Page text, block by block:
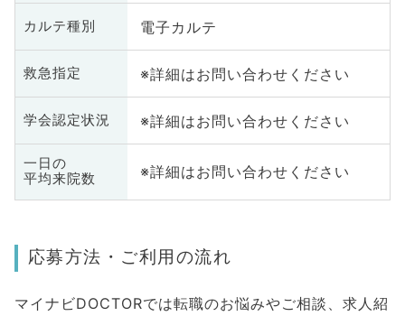
カルテ種別 電子カルテ
救急指定 ※詳細はお問い合わせください
学会認定状況 ※詳細はお問い合わせください
一日の
平均来院数
※詳細はお問い合わせください
応募方法・ご利用の流れ
マイナビDOCTORでは転職のお悩みやご相談、求人紹